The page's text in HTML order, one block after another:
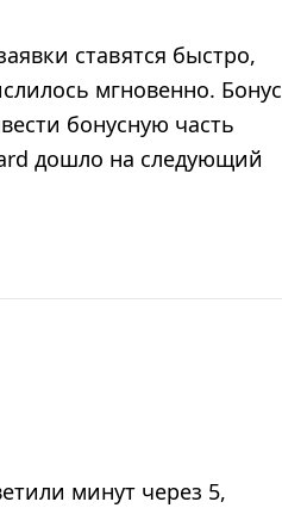
ставятся быстро,
мгновенно. Бонус
бонусную часть
дошло на следующий
минут через 5,